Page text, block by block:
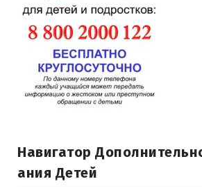
Навигатор
Ания Детей